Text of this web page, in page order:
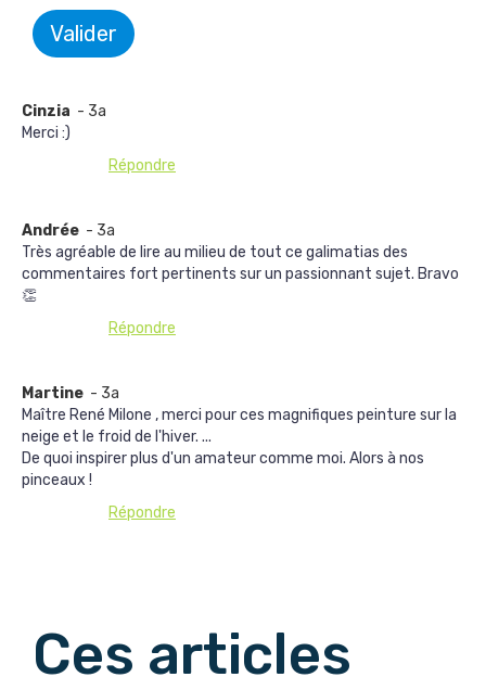
Valider
Cinzia - 3a
Merci :)
Répondre
Andrée - 3a
Très agréable de lire au milieu de tout ce galimatias des
commentaires fort pertinents sur un passionnant sujet. Bravo
👏
Répondre
Martine - 3a
Maître René Milone , merci pour ces magnifiques peinture sur la
neige et le froid de l'hiver. ...
De quoi inspirer plus d'un amateur comme moi. Alors à nos
pinceaux !
Répondre
Ces articles